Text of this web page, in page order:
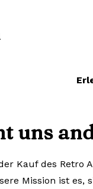
uns
Kauf des
Mission ist es,